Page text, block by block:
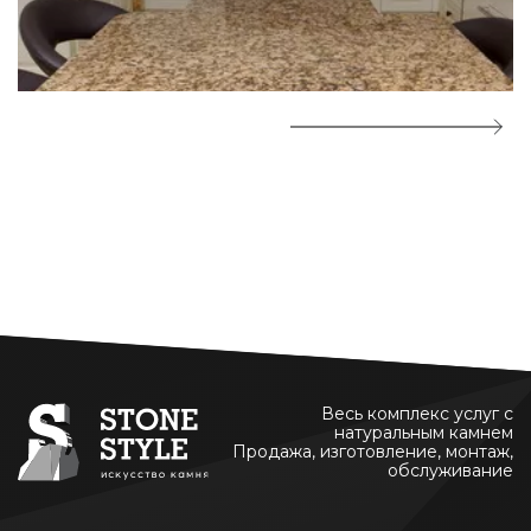
Весь комплекс услуг с
натуральным камнем
Продажа, изготовление, монтаж,
обслуживание